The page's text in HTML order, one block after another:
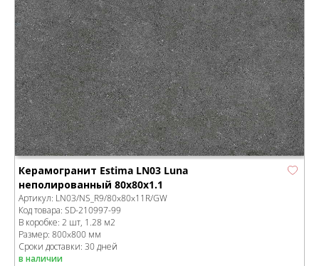
Керамогранит Estima LN03 Luna
неполированный 80x80x1.1
Артикул: LN03/NS_R9/80x80x11R/GW
Код товара: SD-210997-99
В коробке: 2 шт, 1.28 м2
Размер: 800x800 мм
Сроки доставки: 30 дней
в наличии